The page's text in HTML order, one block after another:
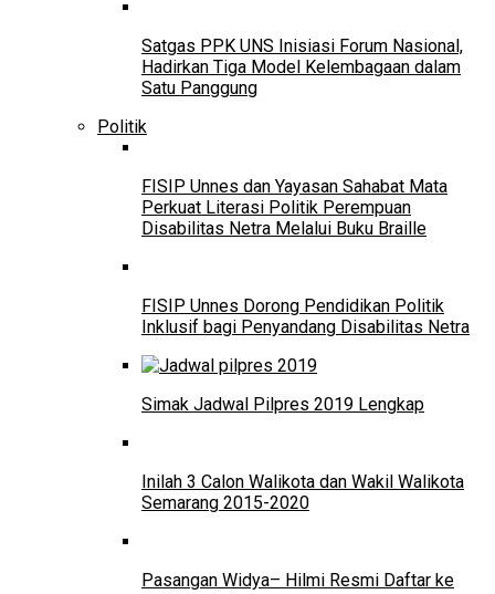
Satgas PPK UNS Inisiasi Forum Nasional,
Hadirkan Tiga Model Kelembagaan dalam
Satu Panggung
Politik
FISIP Unnes dan Yayasan Sahabat Mata
Perkuat Literasi Politik Perempuan
Disabilitas Netra Melalui Buku Braille
FISIP Unnes Dorong Pendidikan Politik
Inklusif bagi Penyandang Disabilitas Netra
Simak Jadwal Pilpres 2019 Lengkap
Inilah 3 Calon Walikota dan Wakil Walikota
Semarang 2015-2020
Pasangan Widya– Hilmi Resmi Daftar ke